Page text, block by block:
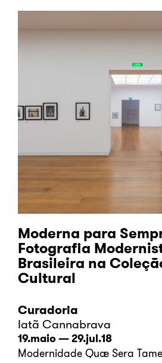
Moderna para
Fotografia
Brasileira na
Cultural
Curadoria
Iatã Cannabrava
19.maio — 29.jul.18
Modernidade Quæ Sera